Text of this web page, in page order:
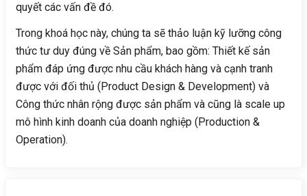
quyết các vấn đề đó.
Trong khoá học này, chúng ta sẽ thảo luận kỹ lưỡng công
thức tư duy đúng về Sản phẩm, bao gồm: Thiết kế sản
phẩm đáp ứng được nhu cầu khách hàng và cạnh tranh
được với đối thủ (Product Design & Development) và
Công thức nhân rộng được sản phẩm và cũng là scale up
mô hình kinh doanh của doanh nghiệp (Production &
Operation).